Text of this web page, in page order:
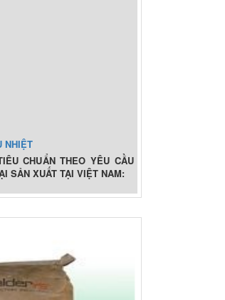
NHIỆT
CHUẨN THEO YÊU CẦU
SẢN XUẤT TẠI VIỆT NAM: